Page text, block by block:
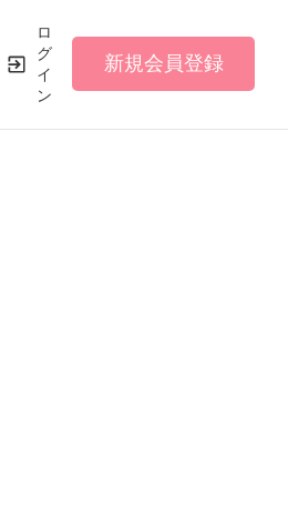
ロ
グ
イ
ン
新規会員登録